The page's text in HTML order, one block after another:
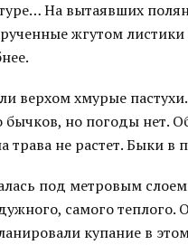
На вытаявших
жгутом
верхом хмурые
бычков, но погоды нет.
трава не растет. Быки
под метровым
самого
купание в